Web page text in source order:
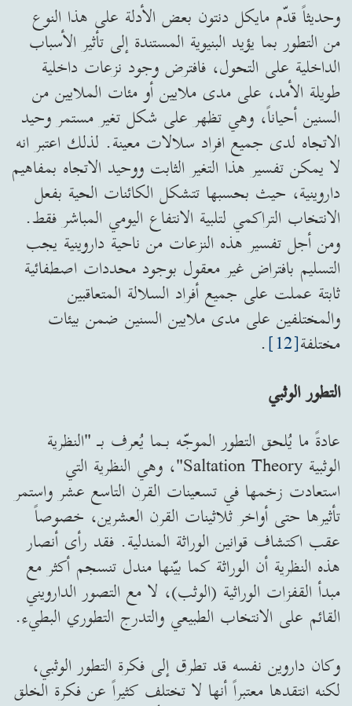
وحديثاً قدّم مايكل دنتون بعض الأدلة على هذا النوع
من التطور بما يؤيد البنيوية المستندة إلى تأثير الأسباب
الداخلية على التحول، فافترض وجود نزعات داخلية
طويلة الأمد، على مدى ملايين أو مئات الملايين من
السنين أحياناً، وهي تظهر على شكل تغير مستمر وحيد
الاتجاه لدى جميع افراد سلالات معينة. لذلك اعتبر انه
لا يمكن تفسير هذا التغير الثابت ووحيد الاتجاه بمفاهيم
داروينية، حيث بحسبها تتشكل الكائنات الحية بفعل
الانتخاب التراكمي لتلبية الانتفاع اليومي المباشر فقط.
ومن أجل تفسير هذه النزعات من ناحية داروينية يجب
التسليم بافتراض غير معقول بوجود محددات اصطفائية
ثابتة عملت على جميع أفراد السلالة المتعاقبين
والمختلفين على مدى ملايين السنين ضمن بيئات
مختلفة[12]
.
التطور الوثبي
عادةً ما يُلحق التطور الموجّه بـما يُعرف بـ "النظرية
الوثبية Saltation Theory"، وهي النظرية التي
استعادت زخمها في تسعينات القرن التاسع عشر واستمر
تأثيرها حتى أواخر ثلاثينات القرن العشرين، خصوصاً
عقب اكتشاف قوانين الوراثة المندلية. فقد رأى أنصار
هذه النظرية أن الوراثة كما بيّنها مندل تنسجم أكثر مع
مبدأ القفزات الوراثية (الوثب)، لا مع التصور الدارويني
القائم على الانتخاب الطبيعي والتدرج التطوري البطيء.
وكان داروين نفسه قد تطرق إلى فكرة التطور الوثبي،
لكنه انتقدها معتبراً أنها لا تختلف كثيراً عن فكرة الخلق